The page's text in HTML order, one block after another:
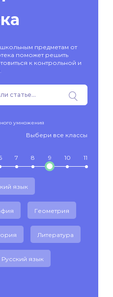
предметам от
поможет решить
к контрольной и
умножения
Выбери все классы
7 8 9 10 11
язык
Геометрия
Литература
Русский язык